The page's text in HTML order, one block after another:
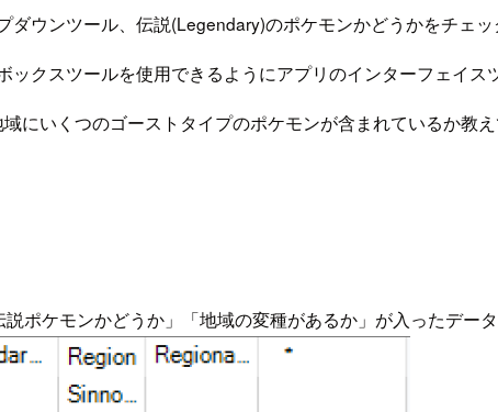
ウンツール、伝説(Legendary)のポケモンかどうかをチェッ
クスツールを使用できるようにアプリのインターフェイス
にいくつのゴーストタイプのポケモンが含まれているか教
ケモンかどうか」「地域の変種があるか」が入ったデータ